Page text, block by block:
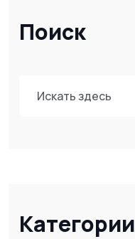
Поиск
Категории